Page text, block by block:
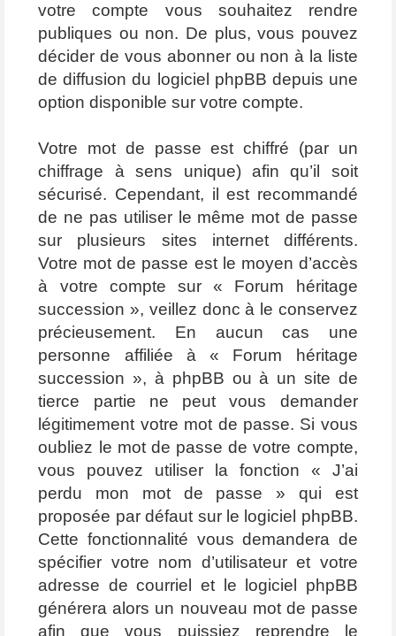
votre compte vous souhaitez rendre
publiques ou non. De plus, vous pouvez
décider de vous abonner ou non à la liste
de diffusion du logiciel phpBB depuis une
option disponible sur votre compte.
Votre mot de passe est chiffré (par un
chiffrage à sens unique) afin qu’il soit
sécurisé. Cependant, il est recommandé
de ne pas utiliser le même mot de passe
sur plusieurs sites internet différents.
Votre mot de passe est le moyen d’accès
à votre compte sur « Forum héritage
succession », veillez donc à le conservez
précieusement. En aucun cas une
personne affiliée à « Forum héritage
succession », à phpBB ou à un site de
tierce partie ne peut vous demander
légitimement votre mot de passe. Si vous
oubliez le mot de passe de votre compte,
vous pouvez utiliser la fonction « J’ai
perdu mon mot de passe » qui est
proposée par défaut sur le logiciel phpBB.
Cette fonctionnalité vous demandera de
spécifier votre nom d’utilisateur et votre
adresse de courriel et le logiciel phpBB
générera alors un nouveau mot de passe
afin que vous puissiez reprendre le